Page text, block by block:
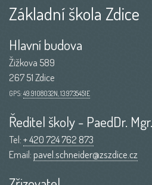
Základní škola Zdice
Hlavní budova
Žižkova 589
267 51 Zdice
GPS: 49.9108032N, 13.9735451E
Ředitel školy - PaedDr.
Tel:+ 420 724 762 873
Email:pavel.schneider@zszdice.cz